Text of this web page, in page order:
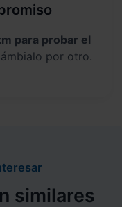
para probar el
por otro.
similares